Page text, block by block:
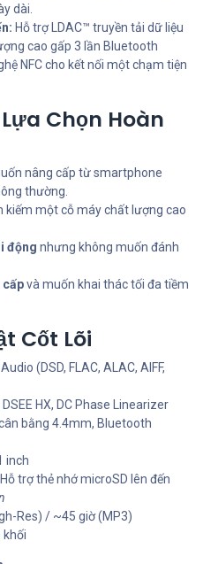
dài.
Hỗ trợ LDAC™ truyền tải dữ liệu
cao gấp 3 lần Bluetooth
NFC cho kết nối một chạm tiện
Chọn Hoàn
nâng cấp từ smartphone
thường.
kiếm một cỗ máy chất lượng cao
động nhưng không muốn đánh
cấpvà muốn khai thác tối đa tiềm
Cốt Lõi
(DSD, FLAC, ALAC, AIFF,
HX, DC Phase Linearizer
bằng 4.4mm, Bluetooth
inch
trợ thẻ nhớ microSD lên đến
Res) / ~45 giờ (MP3)
khối